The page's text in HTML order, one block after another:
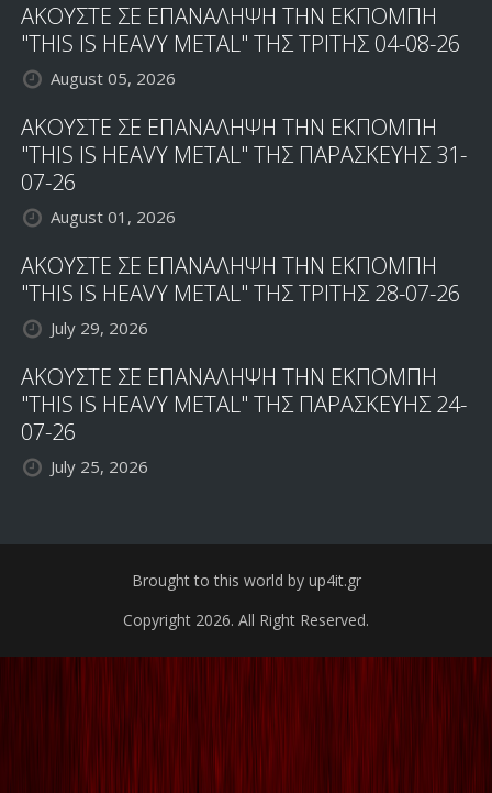
ΑΚΟΥΣΤΕ ΣΕ ΕΠΑΝΑΛΗΨΗ ΤΗΝ ΕΚΠΟΜΠΗ
"THIS IS HEAVY METAL" ΤΗΣ ΤΡΙΤΗΣ 04-08-26
August 05, 2026
ΑΚΟΥΣΤΕ ΣΕ ΕΠΑΝΑΛΗΨΗ ΤΗΝ ΕΚΠΟΜΠΗ
"THIS IS HEAVY METAL" ΤΗΣ ΠΑΡΑΣΚΕΥΗΣ 31-
07-26
August 01, 2026
ΑΚΟΥΣΤΕ ΣΕ ΕΠΑΝΑΛΗΨΗ ΤΗΝ ΕΚΠΟΜΠΗ
"THIS IS HEAVY METAL" ΤΗΣ ΤΡΙΤΗΣ 28-07-26
July 29, 2026
ΑΚΟΥΣΤΕ ΣΕ ΕΠΑΝΑΛΗΨΗ ΤΗΝ ΕΚΠΟΜΠΗ
"THIS IS HEAVY METAL" ΤΗΣ ΠΑΡΑΣΚΕΥΗΣ 24-
07-26
July 25, 2026
Brought to this world by up4it.gr
Copyright 2026. All Right Reserved.